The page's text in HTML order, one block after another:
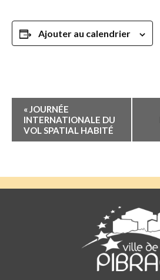
Ajouter au calendrier
Navigation
Évènement
«JOURNÉE
INTERNATIONALE DU
VOL SPATIAL HABITÉ